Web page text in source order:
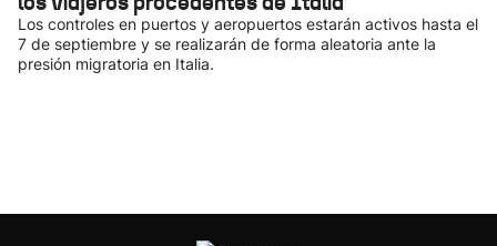
Los controles en puertos y aeropuertos estarán activos hasta el
7 de septiembre y se realizarán de forma aleatoria ante la
presión migratoria en Italia.